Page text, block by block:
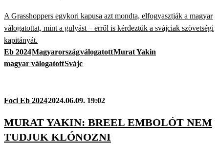
A Grasshoppers egykori kapusa azt mondta, elfogyasztják a magyar
válogatottat, mint a gulyást – erről is kérdeztük a svájciak szövetségi
kapitányát.
Eb 2024MagyarországválogatottMurat Yakin
magyar válogatottSvájc
Foci Eb 20242024.06.09. 19:02
MURAT YAKIN: BREEL EMBOLÓT NEM
TUDJUK KLÓNOZNI